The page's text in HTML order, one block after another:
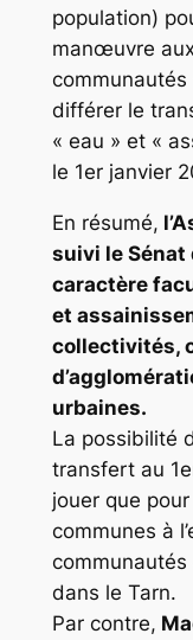
population)
manœuvre
différer le
« eau » et «
le 1er janvier
En résumé,
suivi le
caractère
et
collectivités,
urbaines.
La possibilité
transfert au
jouer que
communes à
communautés
dans le Tarn.
Par contre,